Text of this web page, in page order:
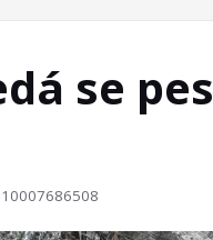
se pes